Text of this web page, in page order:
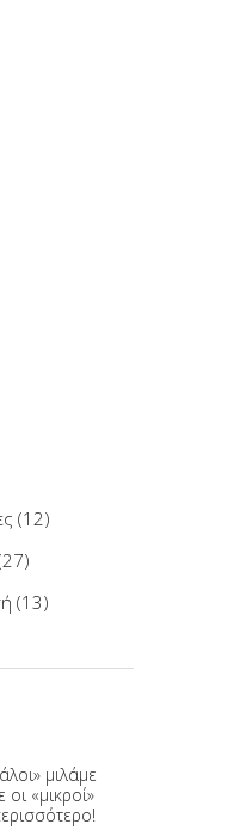
(12)
(13)
μιλάμε
οι «μικροί»